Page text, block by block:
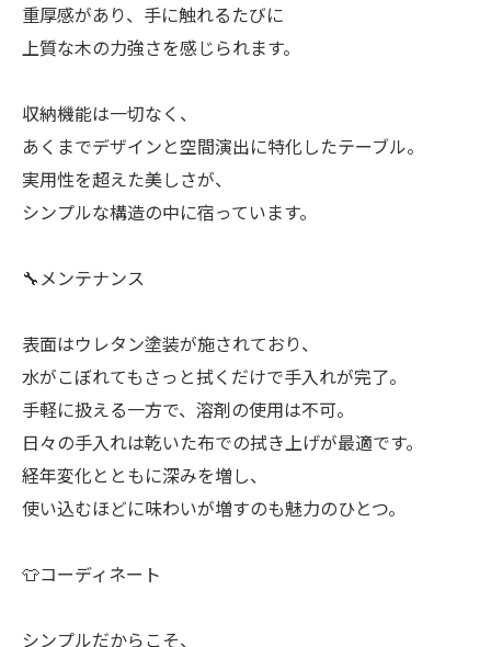
重厚感があり、手に触れるたびに
上質な木の力強さを感じられます。
収納機能は一切なく、
あくまでデザインと空間演出に特化したテーブル。
実用性を超えた美しさが、
シンプルな構造の中に宿っています。
🔧メンテナンス
表面はウレタン塗装が施されており、
水がこぼれてもさっと拭くだけで手入れが完了。
手軽に扱える一方で、溶剤の使用は不可。
日々の手入れは乾いた布での拭き上げが最適です。
経年変化とともに深みを増し、
使い込むほどに味わいが増すのも魅力のひとつ。
👕コーディネート
シンプルだからこそ、